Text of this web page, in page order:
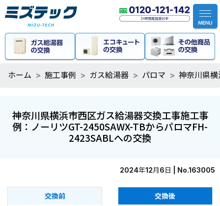
ホーム 施工事例 ガス給湯器 パロマ 神奈川県
神奈川県横浜市西区ガス給湯器交換工事施工事
例：ノーリツGT-2450SAWX-TBからパロマFH-
2423SABLへの交換
2024年12月6日 | No.163005
交換前 交換後